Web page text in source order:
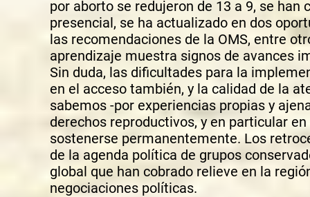
por aborto se redujeron de 13 a 9, se
presencial, se ha actualizado en dos
las recomendaciones de la OMS, entre
aprendizaje muestra signos de avances
Sin duda, las dificultades para la
en el acceso también, y la calidad de la
sabemos -por experiencias propias y
derechos reproductivos, y en particular
sostenerse permanentemente. Los
de la agenda política de grupos
global que han cobrado relieve en la
negociaciones políticas.